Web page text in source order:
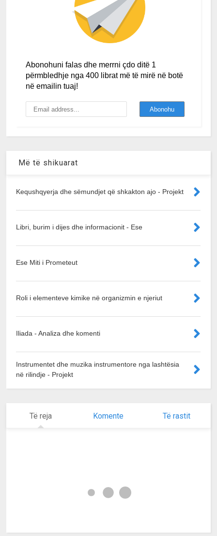
Abonohuni falas dhe merrni çdo ditë 1
përmbledhje nga 400 librat më të mirë në botë
në emailin tuaj!
Më të shikuarat
Kequshqyerja dhe sëmundjet që shkakton ajo - Projekt
Libri, burim i dijes dhe informacionit - Ese
Ese Miti i Prometeut
Roli i elementeve kimike në organizmin e njeriut
Iliada - Analiza dhe komenti
Instrumentet dhe muzika instrumentore nga lashtësia
në rilindje - Projekt
Të reja Komente Të rastit